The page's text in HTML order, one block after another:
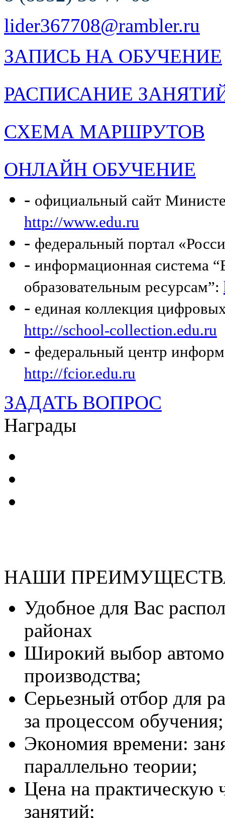
lider367708@rambler.ru
ЗАПИСЬ НА ОБУЧЕНИЕ
РАСПИСАНИЕ
СХЕМА МАРШРУТОВ
ОНЛАЙН ОБУЧЕНИЕ
- официальный сайт
http://www.edu.ru
- федеральный портал
- информационная система
образовательным ресурсам”:
- единая коллекция
http://school-collection.edu.ru
- федеральный центр
http://fcior.edu.ru
ЗАДАТЬ ВОПРОС
Награды
НАШИ
Удобное для Вас
районах
Широкий выбор
производства;
Серьезный отбор для
за процессом обучения;
Экономия времени:
параллельно теории;
Цена на практическую
занятий;